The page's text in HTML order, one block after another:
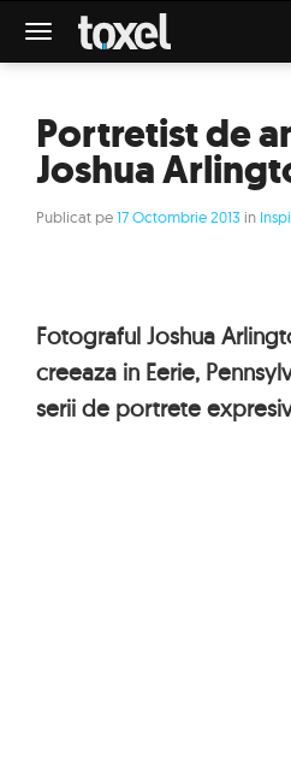
Meniu
Portretist de
Joshua
Publicat pe17 Octombrie 2013 in
Fotograful Joshua
creeaza in Eerie,
serii de portrete